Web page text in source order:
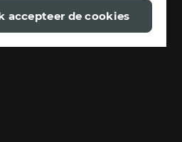
accepteer de cookies